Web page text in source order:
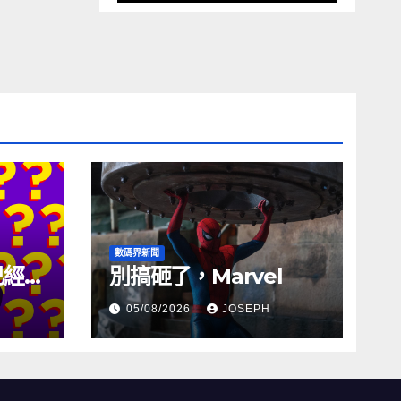
幾
數碼界新聞
別搞砸了，Marvel
05/08/2026 JOSEPH